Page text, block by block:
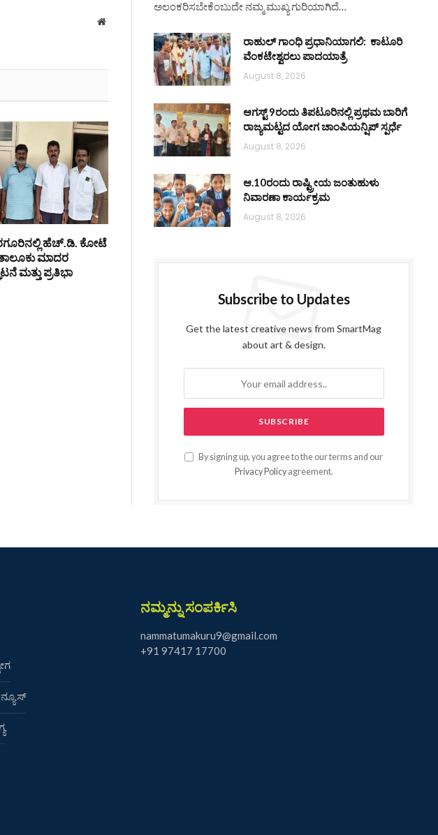
Website
ಹೆಚ್.ಡಿ. ಕೋಟೆ
ಮಾದರ
ಮತ್ತು ಪ್ರತಿಭಾ
ಅಲಂಕರಿಸಬೇಕೆಂಬುದೇ ನಮ್ಮ ಮುಖ್ಯ ಗುರಿಯಾಗಿದೆ…
ರಾಹುಲ್ ಗಾಂಧಿ ಪ್ರಧಾನಿಯಾಗಲಿ: ಕಾಟೂರಿ
ವೆಂಕಟೇಶ್ವರಲು ಪಾದಯಾತ್ರೆ
August 8, 2026
ಆಗಸ್ಟ್ 9ರಂದು ತಿಪಟೂರಿನಲ್ಲಿ ಪ್ರಥಮ ಬಾರಿಗೆ
ರಾಜ್ಯಮಟ್ಟದ ಯೋಗ ಚಾಂಪಿಯನ್ಷಿಪ್ ಸ್ಪರ್ಧೆ
August 8, 2026
ಆ.10ರಂದು ರಾಷ್ಟ್ರೀಯ ಜಂತುಹುಳು
ನಿವಾರಣಾ ಕಾರ್ಯಕ್ರಮ
August 8, 2026
Subscribe to Updates
Get the latest creative news from SmartMag
about art & design.
By signing up, you agree to the our terms and our
Privacy Policyagreement.
ನಮ್ಮನ್ನು ಸಂಪರ್ಕಿಸಿ
nammatumakuru9@gmail.com
+91 97417 17700